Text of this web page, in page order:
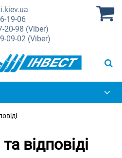
19-06
20-98 (Viber)
09-02 (Viber)
відповіді